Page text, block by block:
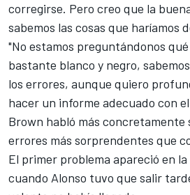
corregirse. Pero creo que la
sabemos las cosas que haríamos
"No estamos preguntándonos
bastante blanco y negro,
los errores, aunque quiero
hacer un informe adecuado con
Brown habló más concretamente
errores más sorprendentes que
El primer problema apareció en
cuando Alonso tuvo que salir